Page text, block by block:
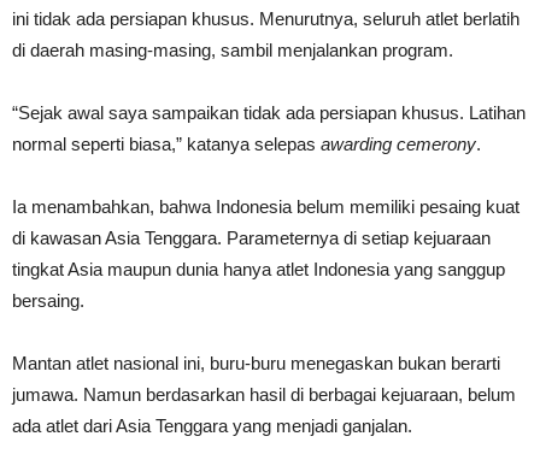
ini tidak ada persiapan khusus. Menurutnya, seluruh atlet berlatih
di daerah masing-masing, sambil menjalankan program.
“Sejak awal saya sampaikan tidak ada persiapan khusus. Latihan
normal seperti biasa,” katanya selepas awarding cemerony.
Ia menambahkan, bahwa Indonesia belum memiliki pesaing kuat
di kawasan Asia Tenggara. Parameternya di setiap kejuaraan
tingkat Asia maupun dunia hanya atlet Indonesia yang sanggup
bersaing.
Mantan atlet nasional ini, buru-buru menegaskan bukan berarti
jumawa. Namun berdasarkan hasil di berbagai kejuaraan, belum
ada atlet dari Asia Tenggara yang menjadi ganjalan.